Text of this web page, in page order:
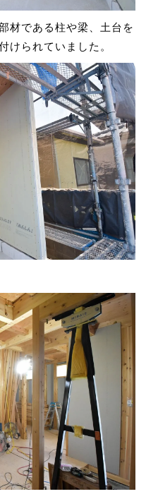
材である柱や梁、土台を
けられていました。